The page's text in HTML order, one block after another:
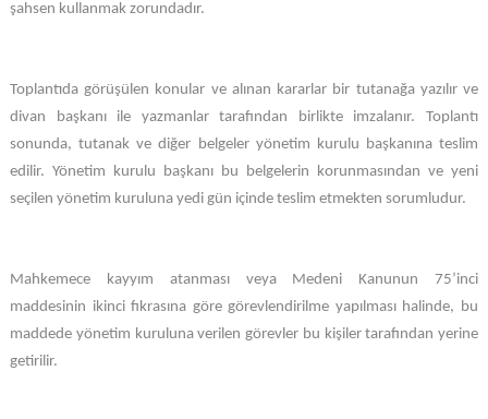
şahsen kullanmak zorundadır.
Toplantıda görüşülen konular ve alınan kararlar bir tutanağa yazılır ve
divan başkanı ile yazmanlar tarafından birlikte imzalanır. Toplantı
sonunda, tutanak ve diğer belgeler yönetim kurulu başkanına teslim
edilir. Yönetim kurulu başkanı bu belgelerin korunmasından ve yeni
seçilen yönetim kuruluna yedi gün içinde teslim etmekten sorumludur.
Mahkemece kayyım atanması veya Medeni Kanunun 75’inci
maddesinin ikinci fıkrasına göre görevlendirilme yapılması halinde, bu
maddede yönetim kuruluna verilen görevler bu kişiler tarafından yerine
getirilir.